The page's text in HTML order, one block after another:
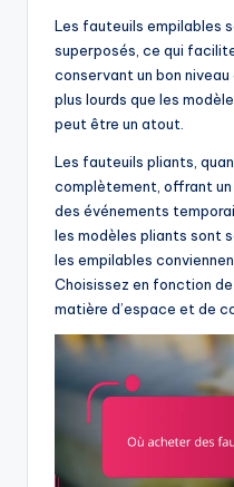
Les fauteuils empilables
superposés, ce qui
conservant un bon
plus lourds que les
peut être un atout.
Les fauteuils pliants,
complètement, offrant un
des événements
les modèles pliants sont
les empilables
Choisissez en fonction
matière d’espace et de